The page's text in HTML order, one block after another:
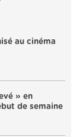
au cinéma
» en
de semaine